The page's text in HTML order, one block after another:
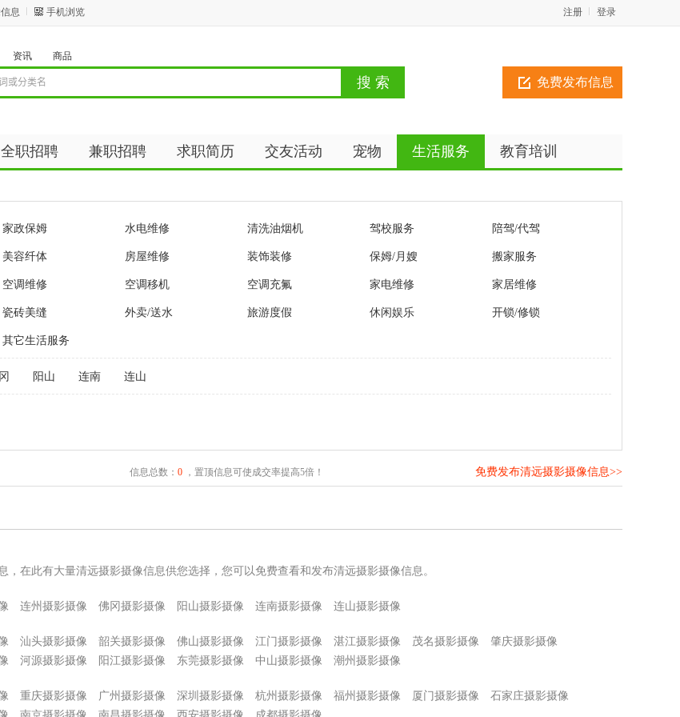
息 手机浏览 登录
注册
免费发布信息
资讯 商品
全职招聘 兼职招聘 求职简历 交友活动 宠物 生活服务 教育培训
家政保姆 水电维修 清洗油烟机 驾校服务 陪驾/代驾
美容纤体 房屋维修 装饰装修 保姆/月嫂 搬家服务
空调维修 空调移机 空调充氟 家电维修 家居维修
瓷砖美缝 外卖/送水 旅游度假 休闲娱乐 开锁/修锁
其它生活服务
阳山 连南 连山
信息总数： 0，置顶信息可使成交率提高5倍！ 免费发布清远摄影摄像信息>>
在此有大量清远摄影摄像信息供您选择，您可以免费查看和发布清远摄影摄像信息。
连州摄影摄像 佛冈摄影摄像 阳山摄影摄像 连南摄影摄像 连山摄影摄像
汕头摄影摄像 韶关摄影摄像 佛山摄影摄像 江门摄影摄像 湛江摄影摄像 茂名摄影摄像
肇庆摄影摄像
河源摄影摄像 阳江摄影摄像 东莞摄影摄像 中山摄影摄像 潮州摄影摄像
重庆摄影摄像 广州摄影摄像 深圳摄影摄像 杭州摄影摄像 福州摄影摄像 厦门摄影摄像
石家庄摄影摄像